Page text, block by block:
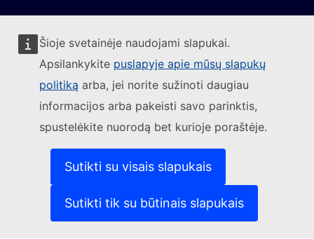
Šioje svetainėje naudojami slapukai.
Apsilankykite puslapyje apie mūsų slapukų
politiką arba, jei norite sužinoti daugiau
informacijos arba pakeisti savo parinktis,
spustelėkite nuorodą bet kurioje poraštėje.
Sutikti su visais slapukais
Sutikti tik su būtinais slapukais
Sekite Europos Komisijos naujienas
Susisiekite su mumis(Išorės nuoroda)
Pranešti apie IT pažeidžiamumą(Išorės nuoroda)
Kalbos mūsų interneto svetainėse(Išorės nuoroda)
(Išorės nuoroda)
Privatumo politika
Teisinis pranešimas(Išorės nuoroda)